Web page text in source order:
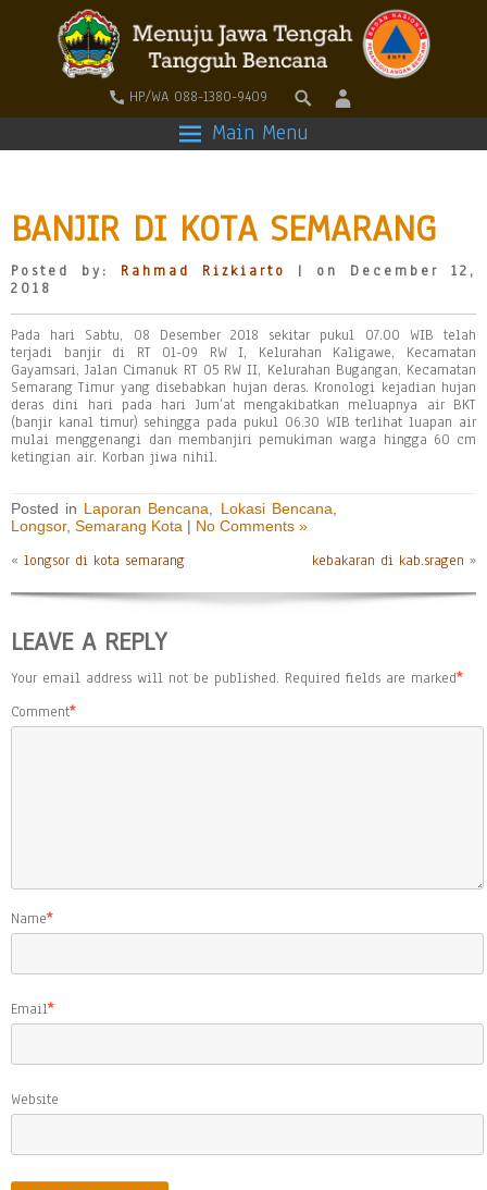
HP/WA 088-1380-9409
Main Menu
BANJIR DI KOTA SEMARANG
Posted by: Rahmad Rizkiarto
| on December 12,
2018
Pada hari Sabtu, 08 Desember 2018 sekitar pukul 07.00 WIB telah
terjadi banjir di RT 01-09 RW I, Kelurahan Kaligawe, Kecamatan
Gayamsari, Jalan Cimanuk RT 05 RW II, Kelurahan Bugangan, Kecamatan
Semarang Timur yang disebabkan hujan deras. Kronologi kejadian hujan
deras dini hari pada hari Jum’at mengakibatkan meluapnya air BKT
(banjir kanal timur) sehingga pada pukul 06.30 WIB terlihat luapan air
mulai menggenangi dan membanjiri pemukiman warga hingga 60 cm
ketingian air. Korban jiwa nihil.
Posted in Laporan Bencana Lokasi Bencana
Longsor, Semarang Kota | No Comments »
« longsor di kota semarang kebakaran di kab.sragen »
LEAVE A REPLY
Your email address will not be published. Required fields are marked*
Comment*
Name*
Email*
Website